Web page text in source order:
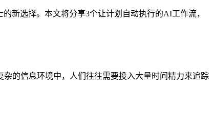
新选择。本文将分享3个让计划自动执行的AI工作流，
的信息环境中，人们往往需要投入大量时间精力来追踪